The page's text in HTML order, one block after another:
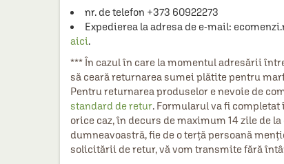
JOCURI SI JUCARII
PLAYGROUND
COSMETICE
DISNEY
CURSURI LIMBI STRAINE
PROMOȚII ȘI SELECȚII
nr. de telefon +373 60922273
Expedierea la adresa de e-mail:
aici.
*** În cazul în care la momentul adresării
să ceară returnarea sumei plătite pentru
Pentru returnarea produselor e nevoie de
standard de retur. Formularul va fi
orice caz, în decurs de maximum 14 zile de
dumneavoastră, fie de o terță persoană
solicitării de retur, vă vom transmite fără